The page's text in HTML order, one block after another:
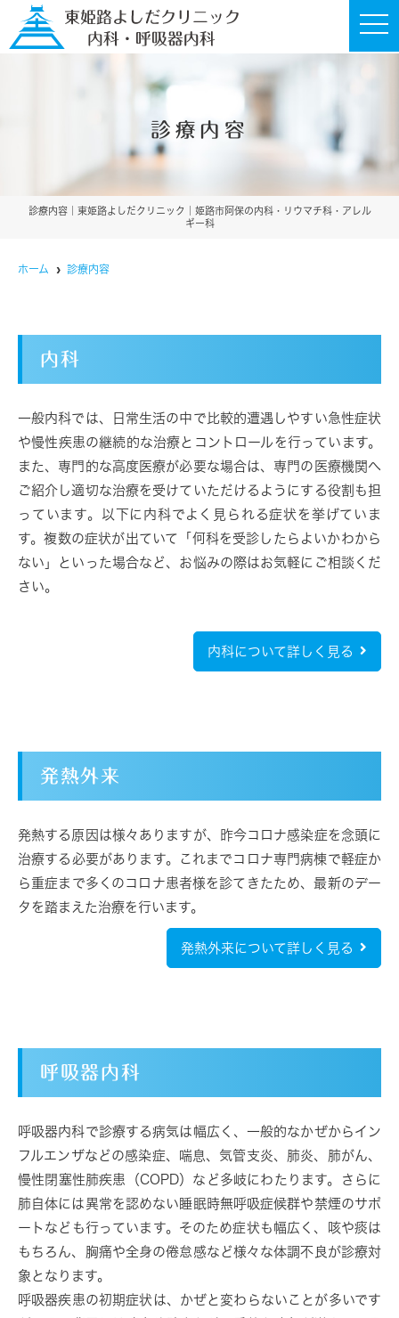
t
o
a
i
診療内容
診療内容｜東姫路よしだクリニック｜姫路市阿保の内科・リウマチ科・アレル
ギー科
ホーム 診療内容
内科
一般内科では、日常生活の中で比較的遭遇しやすい急性症状
や慢性疾患の継続的な治療とコントロールを行っています。
また、専門的な高度医療が必要な場合は、専門の医療機関へ
ご紹介し適切な治療を受けていただけるようにする役割も担
っています。以下に内科でよく見られる症状を挙げていま
す。複数の症状が出ていて「何科を受診したらよいかわから
ない」といった場合など、お悩みの際はお気軽にご相談くだ
さい。
内科について詳しく見る
発熱外来
発熱する原因は様々ありますが、昨今コロナ感染症を念頭に
治療する必要があります。これまでコロナ専門病棟で軽症か
ら重症まで多くのコロナ患者様を診てきたため、最新のデー
タを踏まえた治療を行います。
発熱外来について詳しく見る
呼吸器内科
呼吸器内科で診療する病気は幅広く、一般的なかぜからイン
フルエンザなどの感染症、喘息、気管支炎、肺炎、肺がん、
慢性閉塞性肺疾患（COPD）など多岐にわたります。さらに
肺自体には異常を認めない睡眠時無呼吸症候群や禁煙のサポ
ートなども行っています。そのため症状も幅広く、咳や痰は
もちろん、胸痛や全身の倦怠感など様々な体調不良が診療対
象となります。
呼吸器疾患の初期症状は、かぜと変わらないことが多いです